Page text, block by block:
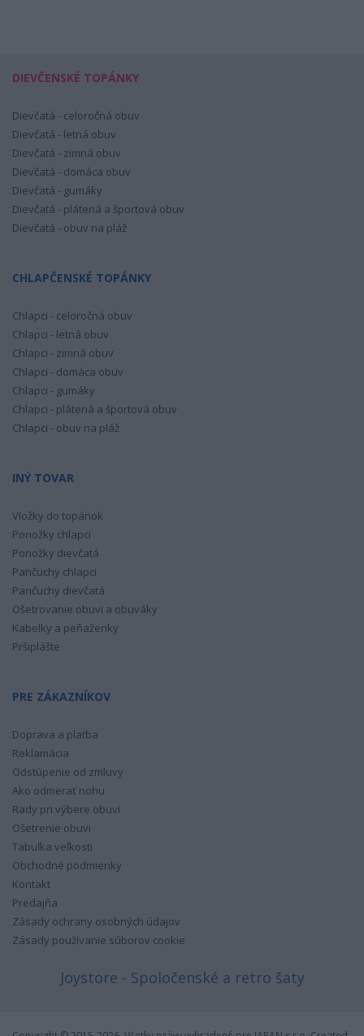
DIEVČENSKÉ TOPÁNKY
Dievčatá - celoročná obuv
Dievčatá - letná obuv
Dievčatá - zimná obuv
Dievčatá - domáca obuv
Dievčatá - gumáky
Dievčatá - plátená a športová obuv
Dievčatá - obuv na pláž
CHLAPČENSKÉ TOPÁNKY
Chlapci - celoročná obuv
Chlapci - letná obuv
Chlapci - zimná obuv
Chlapci - domáca obuv
Chlapci - gumáky
Chlapci - plátená a športová obuv
Chlapci - obuv na pláž
INÝ TOVAR
Vložky do topánok
Ponožky chlapci
Ponožky dievčatá
Pančuchy chlapci
Pančuchy dievčatá
Ošetrovanie obuvi a obuváky
Kabelky a peňaženky
Pršiplášte
PRE ZÁKAZNÍKOV
Doprava a platba
Reklamácia
Odstúpenie od zmluvy
Ako odmerať nohu
Rady pri výbere obuvi
Ošetrenie obuvi
Tabuľka veľkosti
Obchodné podmienky
Kontakt
Predajňa
Zásady ochrany osobných údajov
Zásady používanie súborov cookie
Joystore - Spoločenské a retro šaty